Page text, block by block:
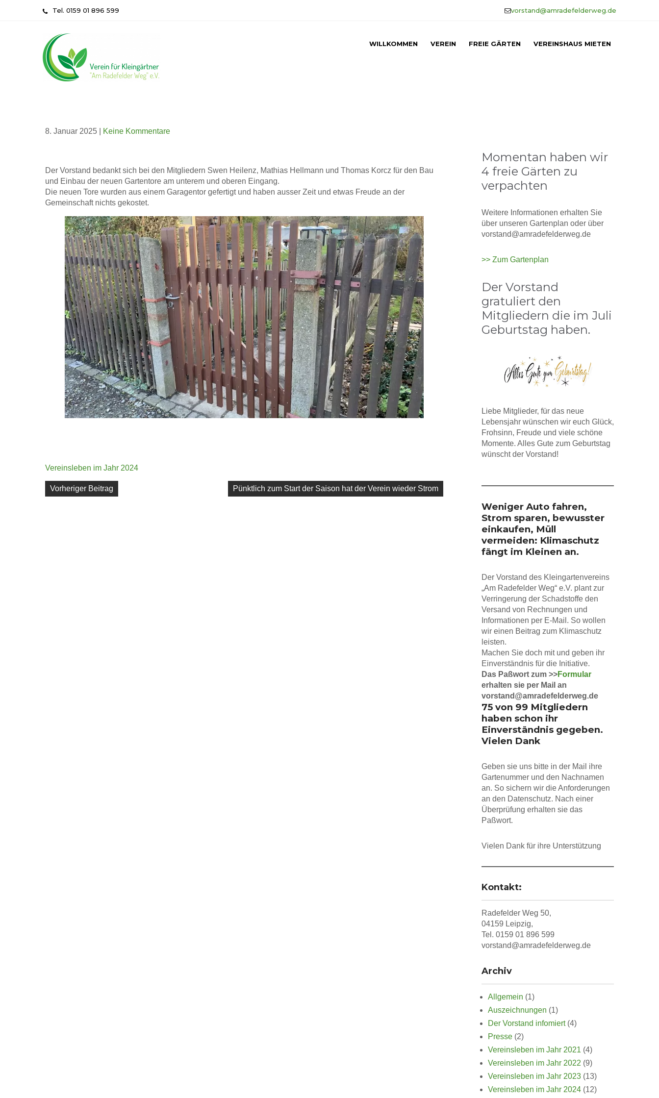
Tel. 0159 01 896 599 vorstand@amradefelderweg.de
WILLKOMMEN VEREIN FREIE GÄRTEN VEREINSHAUS MIETEN
8. Januar 2025 Keine Kommentare
Der Vorstand bedankt sich bei den Mitgliedern Swen Heilenz, Mathias Hellmann und Thomas Korcz für den Bau
und Einbau der neuen Gartentore am unterem und oberen Eingang.
Die neuen Tore wurden aus einem Garagentor gefertigt und haben ausser Zeit und etwas Freude an der
Gemeinschaft nichts gekostet.
Vereinsleben im Jahr 2024
Beitragsnavigation
Vorheriger Beitrag Pünktlich zum Start der Saison hat der Verein wieder Strom
Momentan haben wir
4 freie Gärten zu
verpachten
Weitere Informationen erhalten Sie
über unseren Gartenplan oder über
vorstand@amradefelderweg.de
>> Zum Gartenplan
Der Vorstand
gratuliert den
Mitgliedern die im Juli
Geburtstag haben.
Liebe Mitglieder, für das neue
Lebensjahr wünschen wir euch Glück,
Frohsinn, Freude und viele schöne
Momente. Alles Gute zum Geburtstag
wünscht der Vorstand!
Weniger Auto fahren,
Strom sparen, bewusster
einkaufen, Müll
vermeiden: Klimaschutz
fängt im Kleinen an.
Der Vorstand des Kleingartenvereins
„Am Radefelder Weg“ e.V. plant zur
Verringerung der Schadstoffe den
Versand von Rechnungen und
Informationen per E-Mail. So wollen
wir einen Beitrag zum Klimaschutz
leisten.
Machen Sie doch mit und geben ihr
Einverständnis für die Initiative.
Das Paßwort zum >>Formular
erhalten sie per Mail an
vorstand@amradefelderweg.de
75 von 99 Mitgliedern
haben schon ihr
Einverständnis gegeben.
Vielen Dank
Geben sie uns bitte in der Mail ihre
Gartenummer und den Nachnamen
an. So sichern wir die Anforderungen
an den Datenschutz. Nach einer
Überprüfung erhalten sie das
Paßwort.
Vielen Dank für ihre Unterstützung
Kontakt:
Radefelder Weg 50,
04159 Leipzig,
Tel. 0159 01 896 599
vorstand@amradefelderweg.de
Archiv
Allgemein (1)
Auszeichnungen (1)
Der Vorstand infomiert(4)
Presse (2)
Vereinsleben im Jahr 2021 (4)
Vereinsleben im Jahr 2022 (9)
Vereinsleben im Jahr 2023 (13)
Vereinsleben im Jahr 2024 (12)